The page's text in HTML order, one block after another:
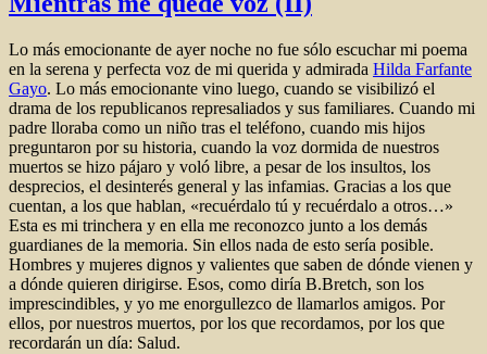
dos
Manuel
de
la
Peña
y
Marisa
de
la
Peña
Lo más emocionante de ayer noche no fue sólo escuchar mi poema
en la serena y perfecta voz de mi querida y admirada Hilda Farfante
Gayo. Lo más emocionante vino luego, cuando se visibilizó el
drama de los republicanos represaliados y sus familiares. Cuando mi
padre lloraba como un niño tras el teléfono, cuando mis hijos
preguntaron por su historia, cuando la voz dormida de nuestros
muertos se hizo pájaro y voló libre, a pesar de los insultos, los
desprecios, el desinterés general y las infamias. Gracias a los que
cuentan, a los que hablan, «recuérdalo tú y recuérdalo a otros…»
Esta es mi trinchera y en ella me reconozco junto a los demás
guardianes de la memoria. Sin ellos nada de esto sería posible.
Hombres y mujeres dignos y valientes que saben de dónde vienen y
a dónde quieren dirigirse. Esos, como diría B.Bretch, son los
imprescindibles, y yo me enorgullezco de llamarlos amigos. Por
ellos, por nuestros muertos, por los que recordamos, por los que
recordarán un día: Salud.